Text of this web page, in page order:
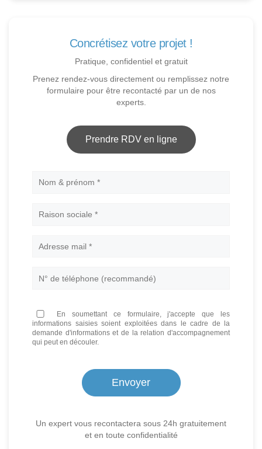
Concrétisez votre projet !
Pratique, confidentiel et gratuit
Prenez rendez-vous directement ou remplissez notre
formulaire pour être recontacté par un de nos
experts.
Prendre RDV en ligne
Nom
En soumettant ce formulaire, j'accepte que les
informations saisies soient exploitées dans le cadre de la
demande d'informations et de la relation d'accompagnement
qui peut en découler.
Un expert vous recontactera sous 24h gratuitement
et en toute confidentialité